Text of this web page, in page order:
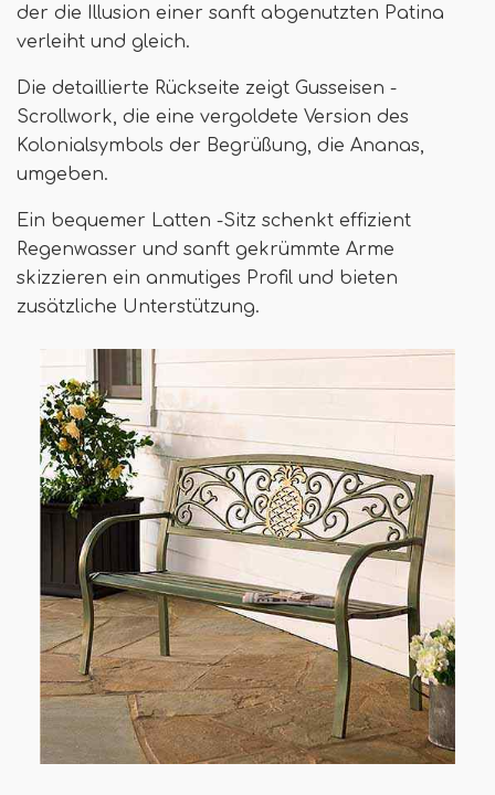
der die Illusion einer sanft abgenutzten Patina
verleiht und gleich.
Die detaillierte Rückseite zeigt Gusseisen -
Scrollwork, die eine vergoldete Version des
Kolonialsymbols der Begrüßung, die Ananas,
umgeben.
Ein bequemer Latten -Sitz schenkt effizient
Regenwasser und sanft gekrümmte Arme
skizzieren ein anmutiges Profil und bieten
zusätzliche Unterstützung.